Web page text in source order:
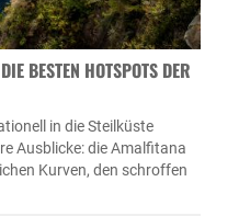
BESTEN HOTSPOTS DER A
in die Steilküste
Ausblicke: die Amalfitana
Kurven, den schroffen